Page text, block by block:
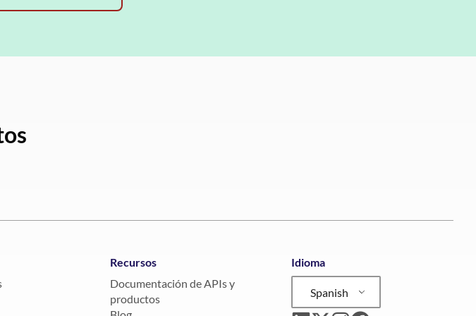
Recursos
Documentación de APIs y
productos
Idioma
Spanish